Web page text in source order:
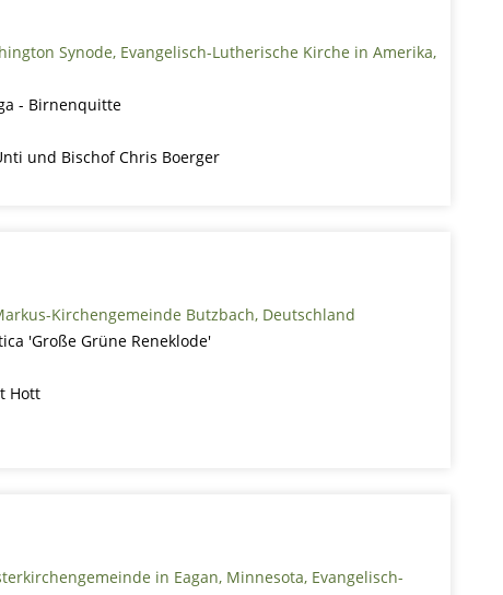
Synode, Evangelisch-Lutherische Kirche in Amerika,
- Birnenquitte
und Bischof Chris Boerger
Kirchengemeinde Butzbach, Deutschland
'Große Grüne Reneklode'
Hott
in Eagan, Minnesota, Evangelisch-